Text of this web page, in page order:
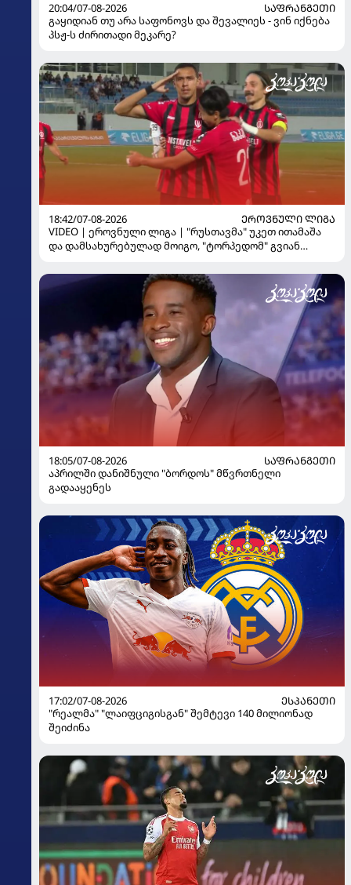
20:04/07-08-2026
ᲡᲐᲤᲠᲐᲜᲒᲔᲗᲘ
გაყიდიან თუ არა საფონოვს და შევალიეს - ვინ იქნება
პსჟ-ს ძირითადი მეკარე?
18:42/07-08-2026
ᲔᲠᲝᲕᲜᲣᲚᲘ ᲚᲘᲒᲐ
VIDEO | ეროვნული ლიგა | "რუსთავმა" უკეთ ითამაშა
და დამსახურებულად მოიგო, "ტორპედომ" გვიან
18:05/07-08-2026
ᲡᲐᲤᲠᲐᲜᲒᲔᲗᲘ
აპრილში დანიშნული "ბორდოს" მწვრთნელი
გადააყენეს
17:02/07-08-2026
ᲔᲡᲞᲐᲜᲔᲗᲘ
"რეალმა" "ლაიფციგისგან" შემტევი 140 მილიონად
შეიძინა